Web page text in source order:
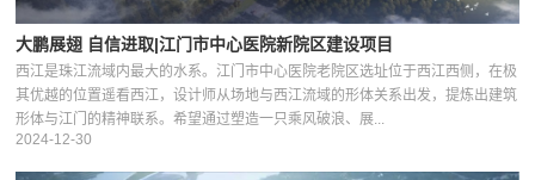
大鹏展翅 自信进取|江门市中心医院新院区建设项目
西江是珠江流域内最大的水系。江门市中心医院老院区选址位于西江西侧，在极
其优越的位置遥看西江，设计师从场地与西江流域的形体关系出发，提炼出建筑
形体与江门的精神联系。希望通过塑造一只乘风破浪、展...
2024-12-30